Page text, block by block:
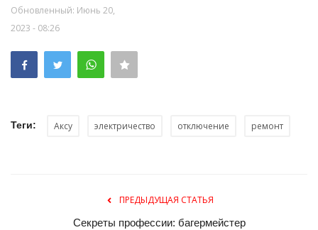
Обновленный: Июнь 20,
2023 - 08:26
Теги: Аксу электричество отключение ремонт
ПРЕДЫДУЩАЯ СТАТЬЯ
Секреты профессии: багермейстер